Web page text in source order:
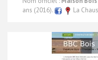
ans (2016).
La